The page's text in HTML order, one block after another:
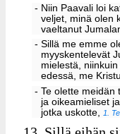
- Niin Paavali loi
veljet, minä olen
vaeltanut
- Sillä me emme
myyskentelevät
mielestä,
edessä, me
- Te olette meidän
ja oikeamieliset
jotka uskotte,1.